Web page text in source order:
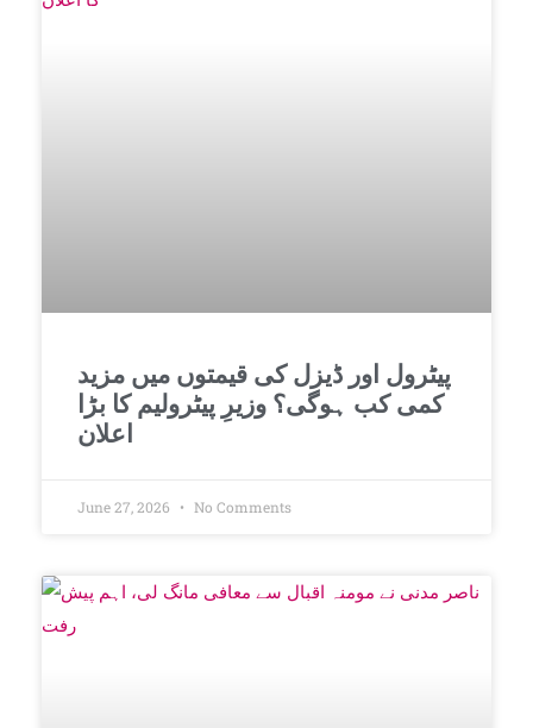
پیٹرول اور ڈیزل کی قیمتوں میں مزید
کمی کب ہوگی؟ وزیرِ پیٹرولیم کا بڑا
اعلان
June 27, 2026 No Comments